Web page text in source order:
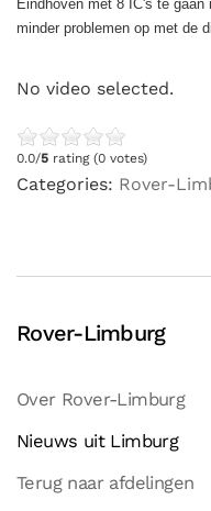
Eindhoven met 8 IC's te
minder problemen op met de
No video selected.
0.0/5 rating (0 votes)
Categories: Rover-
Rover-Limburg
Over Rover-Limburg
Nieuws uit Limburg
Terug naar afdelingen